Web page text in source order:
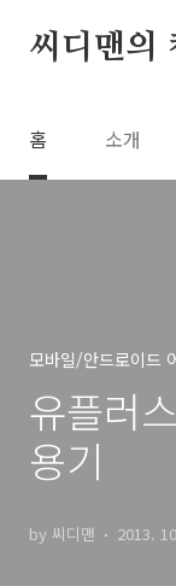
씨디맨의
홈 소개
모바일/안드로이드
유플러
용기
by 씨디맨 2013.